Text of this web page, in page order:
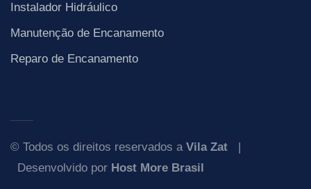
Instalador Hidráulico
Manutenção de Encanamento
Reparo de Encanamento
© Todos os direitos reservados a Vila Zat
Desenvolvido por Host More Brasil